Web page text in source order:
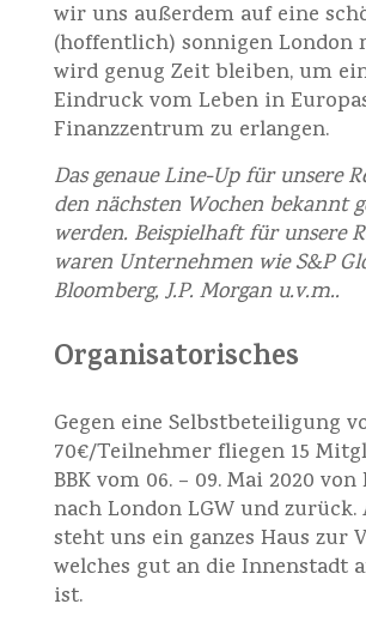
wir uns außerdem auf eine
(hoffentlich) sonnigen London
wird genug Zeit bleiben, um
Eindruck vom Leben in
Finanzzentrum zu erlangen.
Das genaue Line-Up für unsere
den nächsten Wochen bekannt
werden. Beispielhaft für unsere
waren Unternehmen wie S&P
Bloomberg, J.P. Morgan u.v.m..
Organisatorisches
Gegen eine Selbstbeteiligung
70€/Teilnehmer fliegen 15
BBK vom 06. – 09. Mai 2020
nach London LGW und zurück.
steht uns ein ganzes Haus zur
welches gut an die Innenstadt
ist.